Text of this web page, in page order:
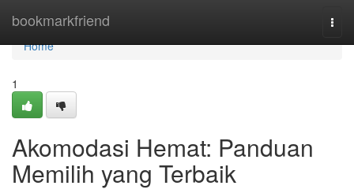
bookmarkfriend
Home
Home
1
Akomodasi Hemat: Panduan
Memilih yang Terbaik